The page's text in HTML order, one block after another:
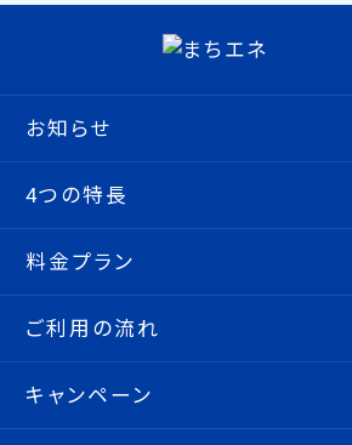
お知らせ
4つの特長
料金プラン
ご利用の流れ
キャンペーン